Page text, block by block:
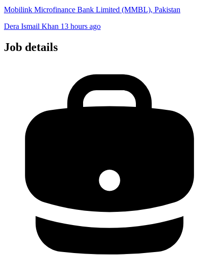
Mobilink Microfinance Bank Limited (MMBL), Pakistan
Dera Ismail Khan 13 hours ago
Job details